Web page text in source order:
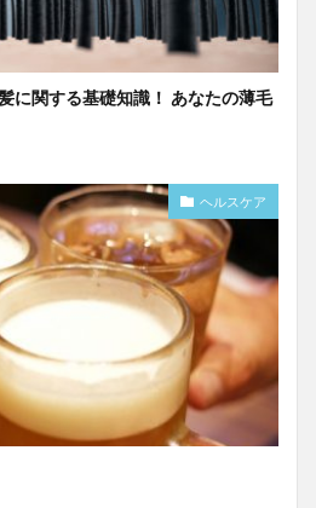
に関する基礎知識！ あなたの薄毛
ヘルスケア